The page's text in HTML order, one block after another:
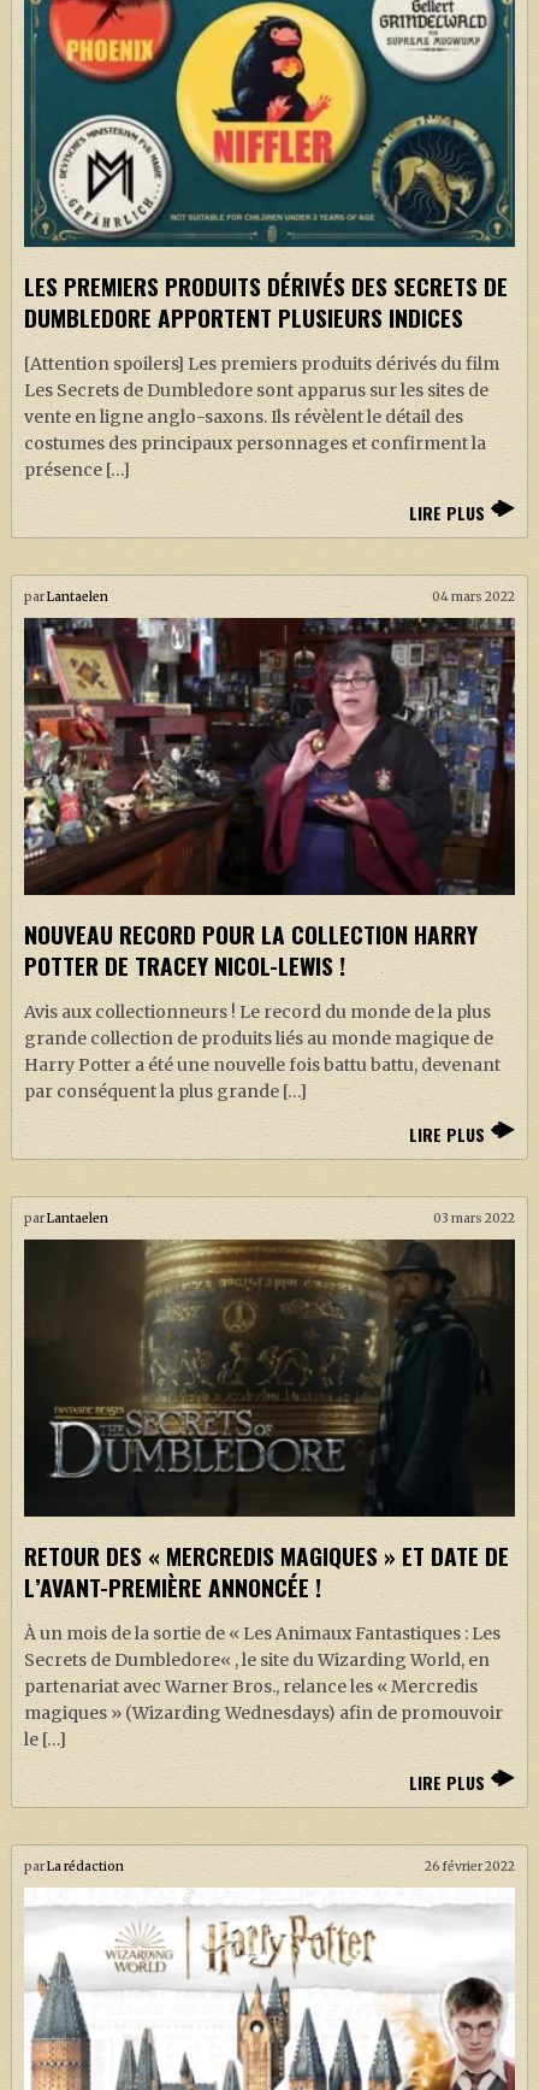
LES PREMIERS PRODUITS DÉRIVÉS DES SECRETS DE
DUMBLEDORE APPORTENT PLUSIEURS INDICES
[Attention spoilers] Les premiers produits dérivés du film
Les Secrets de Dumbledore sont apparus sur les sites de
vente en ligne anglo-saxons. Ils révèlent le détail des
costumes des principaux personnages et confirment la
présence […]
LIRE PLUS
parLantaelen 04 mars 2022
NOUVEAU RECORD POUR LA COLLECTION HARRY
POTTER DE TRACEY NICOL-LEWIS !
Avis aux collectionneurs ! Le record du monde de la plus
grande collection de produits liés au monde magique de
Harry Potter a été une nouvelle fois battu battu, devenant
par conséquent la plus grande […]
LIRE PLUS
parLantaelen 03 mars 2022
RETOUR DES « MERCREDIS MAGIQUES » ET DATE DE
L’AVANT-PREMIÈRE ANNONCÉE !
À un mois de la sortie de « Les Animaux Fantastiques : Les
Secrets de Dumbledore« , le site du Wizarding World, en
partenariat avec Warner Bros., relance les « Mercredis
magiques » (Wizarding Wednesdays) afin de promouvoir
le […]
LIRE PLUS
parLa rédaction 26 février 2022